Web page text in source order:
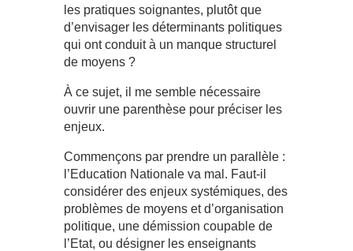
les pratiques soignantes, plutôt que
d’envisager les déterminants politiques
qui ont conduit à un manque structurel
de moyens ?
À ce sujet, il me semble nécessaire
ouvrir une parenthèse pour préciser les
enjeux.
Commençons par prendre un parallèle :
l’Education Nationale va mal. Faut-il
considérer des enjeux systémiques, des
problèmes de moyens et d’organisation
politique, une démission coupable de
l’Etat, ou désigner les enseignants